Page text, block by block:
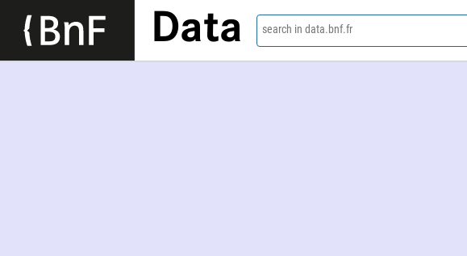
Data search in data.bnf.fr